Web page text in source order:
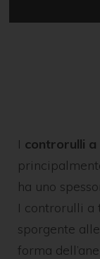
I controrulli
ha uno
I controrulli a
sporgente
forma